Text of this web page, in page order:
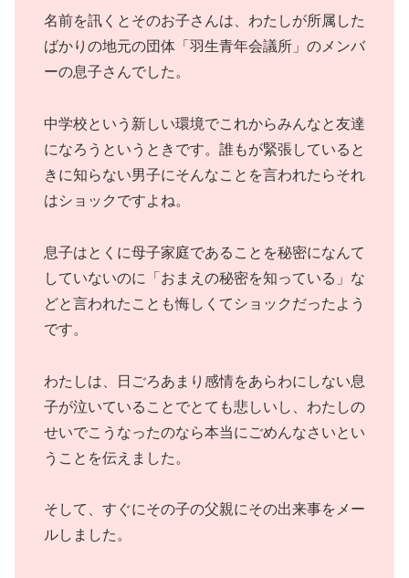
名前を訊くとそのお子さんは、わたしが所属した
ばかりの地元の団体「羽生青年会議所」のメンバ
ーの息子さんでした。
中学校という新しい環境でこれからみんなと友達
になろうというときです。誰もが緊張していると
きに知らない男子にそんなことを言われたらそれ
はショックですよね。
息子はとくに母子家庭であることを秘密になんて
していないのに「おまえの秘密を知っている」な
どと言われたことも悔しくてショックだったよう
です。
わたしは、日ごろあまり感情をあらわにしない息
子が泣いていることでとても悲しいし、わたしの
せいでこうなったのなら本当にごめんなさいとい
うことを伝えました。
そして、すぐにその子の父親にその出来事をメー
ルしました。